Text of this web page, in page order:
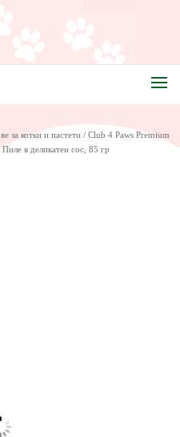
за котки и пастети / Club 4 Paws Premium
в деликатен сос, 85 гр